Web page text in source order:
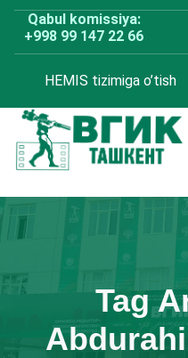
Skip
content
Qabul komissiya:
+998 99 147 22 66
HEMIS tizimiga o’tish
Tag